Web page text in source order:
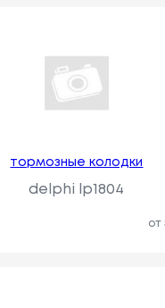
тормозные колодки
delphi lp1804
от